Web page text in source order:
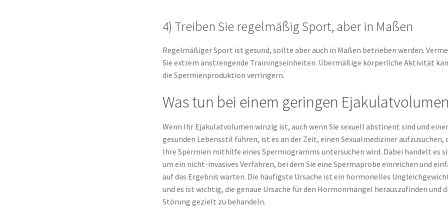
4) Treiben Sie regelmäßig Sport, aber in Maßen
Regelmäßiger Sport ist gesund, sollte aber auch in Maßen betrieben werden.
Sie extrem anstrengende Trainingseinheiten. Übermäßige körperliche Aktivität
die Spermienproduktion verringern.
Was tun bei einem geringen
Wenn Ihr Ejakulatvolumen winzig ist, auch wenn Sie sexuell abstinent sind und
gesunden Lebensstil führen, ist es an der Zeit, einen Sexualmediziner aufzusuchen,
Ihre Spermien mithilfe eines Spermiogramms untersuchen wird. Dabei handelt es
um ein nicht-invasives Verfahren, bei dem Sie eine Spermaprobe einreichen und
auf das Ergebnis warten. Die häufigste Ursache ist ein hormonelles
und es ist wichtig, die genaue Ursache für den Hormonmangel herauszufinden und
Störung gezielt zu behandeln.